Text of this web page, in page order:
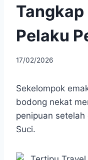
Tangkap
Pelaku
By
17/02/2026
Sekelompok
bodong nekat
penipuan
Suci.